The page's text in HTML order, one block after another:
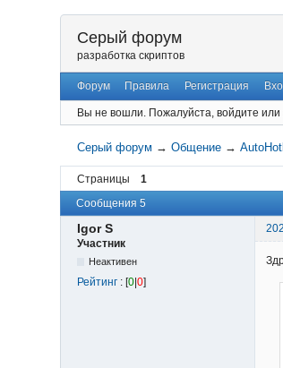
Серый форум
разработка скриптов
Форум Правила Регистрация
Вы не вошли. Пожалуйста, войдите или
Серый форум → Общение →
Страницы 1
Сообщения 5
Igor S
Участник
Неактивен
Рейтинг : [0 |0]